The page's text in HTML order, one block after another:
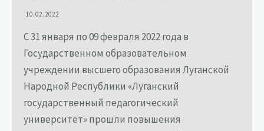
10.02.2022
С 31 января по 09 февраля 2022 года в
Государственном образовательном
учреждении высшего образования Луганской
Народной Республики «Луганский
государственный педагогический
университет» прошли повышения